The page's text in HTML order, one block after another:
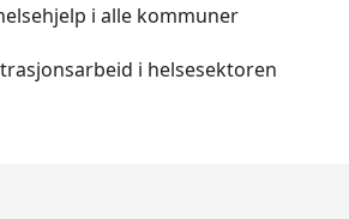
i alle kommuner
i helsesektoren